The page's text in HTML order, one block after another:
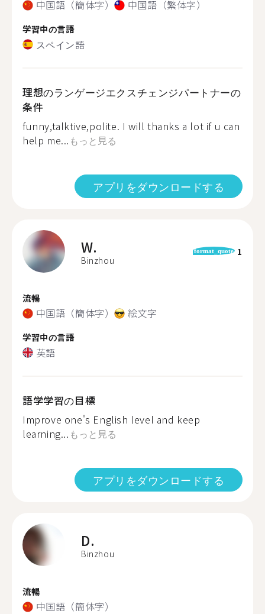
中国語（簡体字） 中国語（繁体字）
学習中の言語
スペイン語
理想のランゲージエクスチェンジパートナーの
条件
funny,talktive,polite. I will thanks a lot if u can
help me... もっと見る
アプリをダウンロードする
W.
Binzhou
format_quote 1
流暢
中国語（簡体字） 絵文字
学習中の言語
英語
語学学習の目標
Improve one's English level and keep
learning... もっと見る
アプリをダウンロードする
D.
Binzhou
流暢
中国語（簡体字）